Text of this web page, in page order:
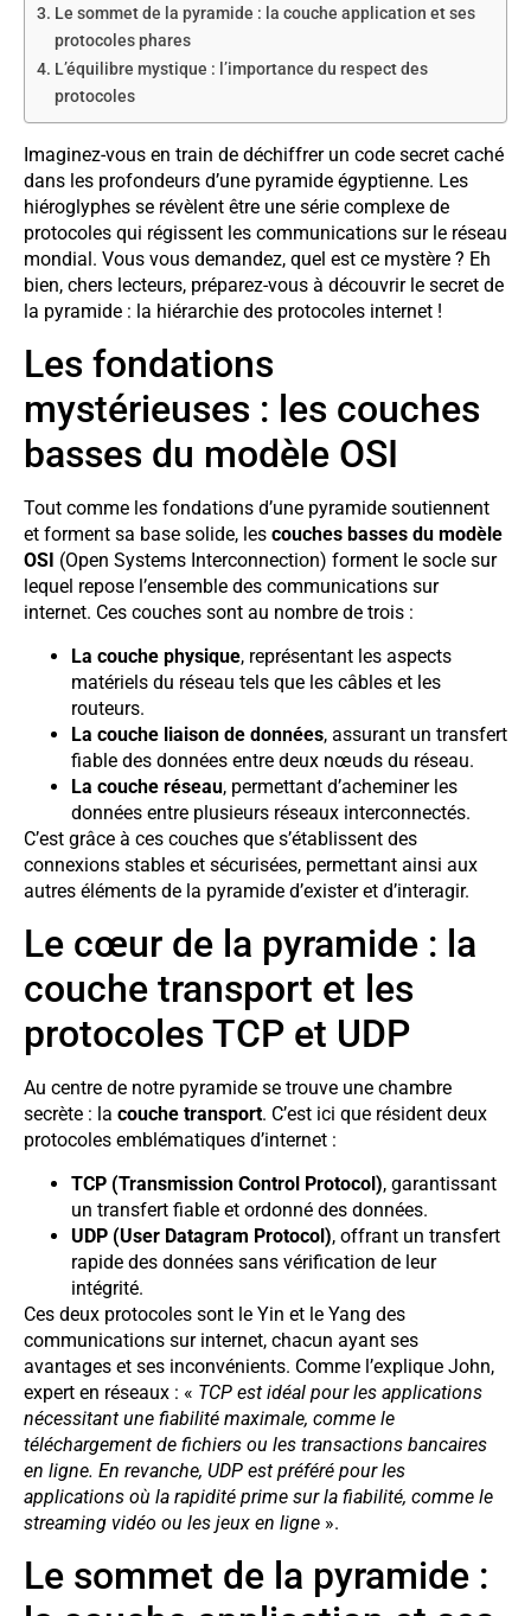
Le sommet de la pyramide : la couche application et ses
protocoles phares
L’équilibre mystique : l’importance du respect des
protocoles
Imaginez-vous en train de déchiffrer un code secret caché
dans les profondeurs d’une pyramide égyptienne. Les
hiéroglyphes se révèlent être une série complexe de
protocoles qui régissent les communications sur le réseau
mondial. Vous vous demandez, quel est ce mystère ? Eh
bien, chers lecteurs, préparez-vous à découvrir le secret de
la pyramide : la hiérarchie des protocoles internet !
Les fondations
mystérieuses : les couches
basses du modèle OSI
Tout comme les fondations d’une pyramide soutiennent
et forment sa base solide, les couches basses du modèle
OSI (Open Systems Interconnection) forment le socle sur
lequel repose l’ensemble des communications sur
internet. Ces couches sont au nombre de trois :
La couche physique, représentant les aspects
matériels du réseau tels que les câbles et les
routeurs.
La couche liaison de données, assurant un transfert
fiable des données entre deux nœuds du réseau.
La couche réseau, permettant d’acheminer les
données entre plusieurs réseaux interconnectés.
C’est grâce à ces couches que s’établissent des
connexions stables et sécurisées, permettant ainsi aux
autres éléments de la pyramide d’exister et d’interagir.
Le cœur de la pyramide : la
couche transport et les
protocoles TCP et UDP
Au centre de notre pyramide se trouve une chambre
secrète : la couche transport. C’est ici que résident deux
protocoles emblématiques d’internet :
TCP (Transmission Control Protocol), garantissant
un transfert fiable et ordonné des données.
UDP (User Datagram Protocol), offrant un transfert
rapide des données sans vérification de leur
intégrité.
Ces deux protocoles sont le Yin et le Yang des
communications sur internet, chacun ayant ses
avantages et ses inconvénients. Comme l’explique John,
expert en réseaux : « TCP est idéal pour les applications
nécessitant une fiabilité maximale, comme le
téléchargement de fichiers ou les transactions bancaires
en ligne. En revanche, UDP est préféré pour les
applications où la rapidité prime sur la fiabilité, comme le
streaming vidéo ou les jeux en ligne ».
Le sommet de la pyramide :